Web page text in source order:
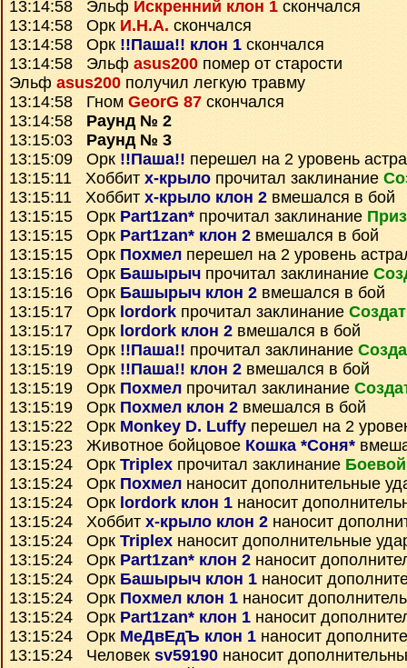
13:14:58 Эльф Искренний клон 1 скончался
13:14:58 Орк И.Н.А. скончался
13:14:58 Орк !!Паша!! клон 1 скончался
13:14:58 Эльф asus200 помер от старости
Эльф asus200 получил легкую травму
13:14:58 Гном GeorG 87 скончался
13:14:58 Раунд № 2
13:15:03 Раунд № 3
13:15:09 Орк !!Паша!! перешел на 2 уровень
13:15:11 Хоббит х-крыло прочитал заклинание
13:15:11 Хоббит х-крыло клон 2 вмешался в бой
13:15:15 Орк Part1zan* прочитал заклинание
13:15:15 Орк Part1zan* клон 2 вмешался в бой
13:15:15 Орк Похмел перешел на 2 уровень
13:15:16 Орк Башырыч прочитал заклинание
13:15:16 Орк Башырыч клон 2 вмешался в бой
13:15:17 Орк lordork прочитал заклинание
13:15:17 Орк lordork клон 2 вмешался в бой
13:15:19 Орк !!Паша!! прочитал заклинание
13:15:19 Орк !!Паша!! клон 2 вмешался в бой
13:15:19 Орк Похмел прочитал заклинание
13:15:19 Орк Похмел клон 2 вмешался в бой
13:15:22 Орк Monkey D. Luffy перешел на 2
13:15:23 Животное бойцовое Кошка *Соня*
13:15:24 Орк Triplex прочитал заклинание
13:15:24 Орк Похмел наносит дополнительные
13:15:24 Орк lordork клон 1 наносит
13:15:24 Хоббит х-крыло клон 2 наносит
13:15:24 Орк Triplex наносит дополнительные
13:15:24 Орк Part1zan* клон 2 наносит
13:15:24 Орк Башырыч клон 1 наносит
13:15:24 Орк Похмел клон 1 наносит
13:15:24 Орк Part1zan* клон 1 наносит
13:15:24 Орк МеДвЕдЪ клон 1 наносит
13:15:24 Человек sv59190 наносит